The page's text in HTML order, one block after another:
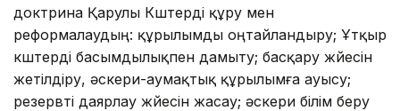
доктрина Қарулы Күштерді құру мен
реформалаудың: құрылымды оңтайландыру; Ұтқыр
күштерді басымдылықпен дамыту; басқару жүйесін
жетілдіру, әскери-аумақтық құрылымға ауысу;
резервті даярлау жүйесін жасау; әскери білім беру